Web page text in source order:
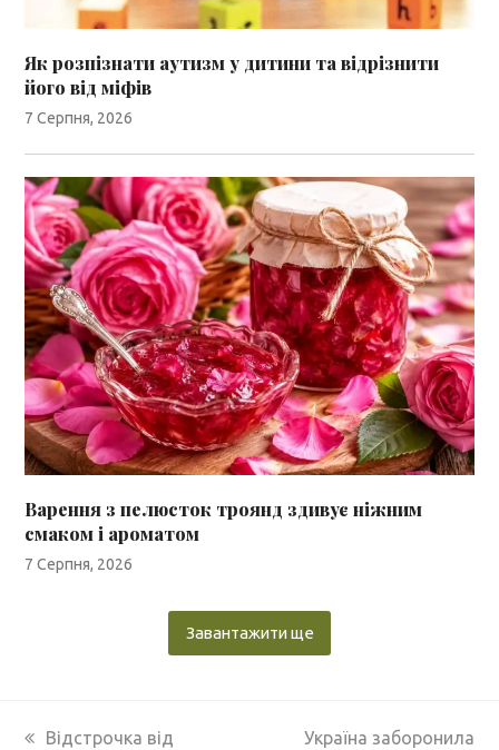
Як розпізнати аутизм у дитини та відрізнити
його від міфів
7 Серпня, 2026
Варення з пелюсток троянд здивує ніжним
смаком і ароматом
7 Серпня, 2026
Завантажити ще
previous
Відстрочка від
next
Україна заборонила